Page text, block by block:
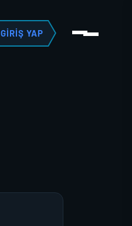
GIRIŞ YAP